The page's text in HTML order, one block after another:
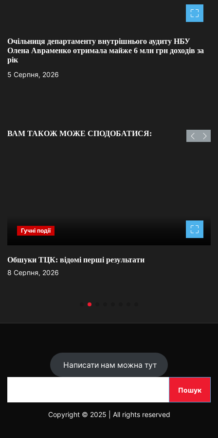
Очільниця департаменту внутрішнього аудиту НБУ
Олена Авраменко отримала майже 6 млн грн доходів за
рік
5 Серпня, 2026
ВАМ ТАКОЖ МОЖЕ СПОДОБАТИСЯ:
Гучні події
Обшуки ТЦК: відомі перші результати
8 Серпня, 2026
Написати нам можна тут
Пошук
Copyright © 2025 | All rights reserved